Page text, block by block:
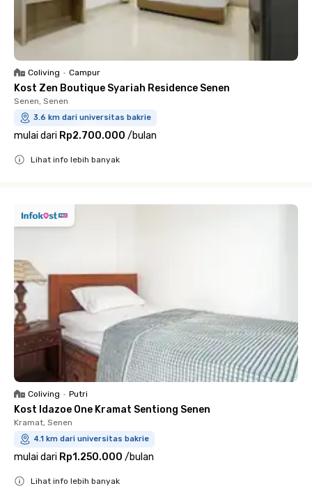
Coliving • Campur
Kost Zen Boutique Syariah Residence Senen
Senen, Senen
3.6 km dari universitas bakrie
mulai dari Rp2.700.000 /bulan
Lihat info lebih banyak
Coliving • Putri
Kost Idazoe One Kramat Sentiong Senen
Kramat, Senen
4.1 km dari universitas bakrie
mulai dari Rp1.250.000 /bulan
Lihat info lebih banyak